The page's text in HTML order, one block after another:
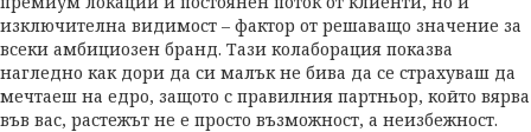
изключителна видимост – фактор от решаващо значение за
всеки амбициозен бранд. Тази колаборация показва
нагледно как дори да си малък не бива да се страхуваш да
мечтаеш на едро, защото с правилния партньор, който вярва
във вас, растежът не е просто възможност, а неизбежност.